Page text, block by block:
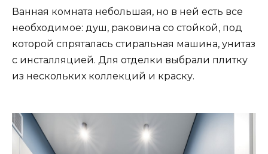
Ванная комната небольшая, но в ней есть все
необходимое: душ, раковина со стойкой, под
которой спряталась стиральная машина, унитаз
с инсталляцией. Для отделки выбрали плитку
из нескольких коллекций и краску.